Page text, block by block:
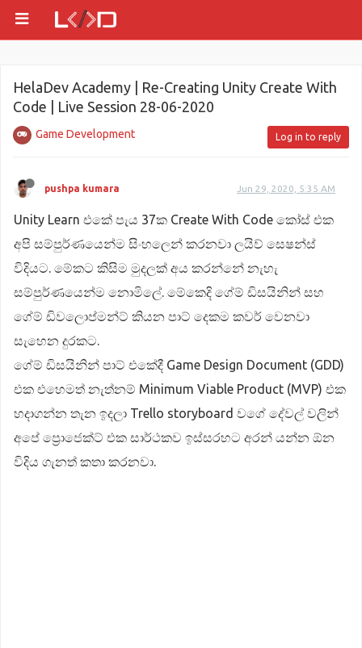
HelaDev Academy | Re-Creating Unity Create With
Code | Live Session 28-06-2020
Game Development Log in to reply
pushpa kumara Jun 29, 2020, 5:35 AM
Unity Learn එකේ පැය 37ක Create With Code කෝස් එක
අපි සම්පුර්ණයෙන්ම සිංහලෙන් කරනවා ලයිව් සෙෂන්ස්
විදියට. මේකට කිසිම මුදලක් අය කරන්නේ නැහැ
සම්පුර්ණයෙන්ම නොමිලේ. මේකෙදි ගේම් ඩිසයිනින් සහ
ගේම් ඩිවලොප්මන්ට් කියන පාට් දෙකම කවර් වෙනවා
සැහෙන දුරකට.
ගේම් ඩිසයිනින් පාට් එකේදී Game Design Document (GDD)
එක එහෙමත් නැත්නම් Minimum Viable Product (MVP) එක
හදාගන්න තැන ඉදලා Trello storyboard වගේ දේවල් වලින්
අපේ ප්‍රොජෙක්ට් එක සාර්ථකව ඉස්සරහට අරන් යන්න ඕන
විදිය ගැනත් කතා කරනවා.